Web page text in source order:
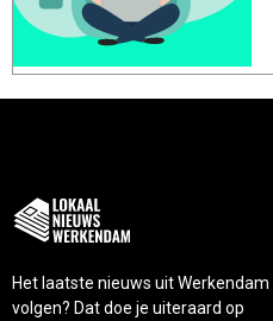
Het laatste nieuws uit Werkendam
volgen? Dat doe je uiteraard op